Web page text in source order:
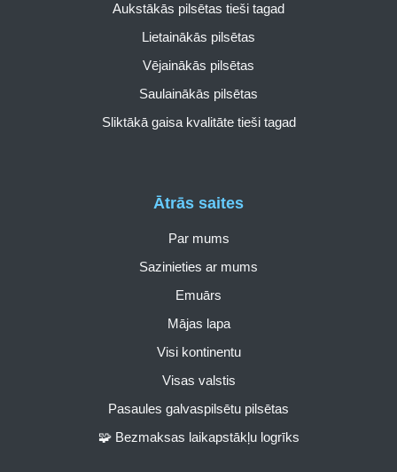
Ātrās saites
Par mums
Sazinieties ar mums
Emuārs
Mājas lapa
Visi kontinentu
Visas valstis
Pasaules galvaspilsētu pilsētas
🧩 Bezmaksas laikapstākļu logrīks
Aukstākās pilsētas tieši tagad
Lietainākās pilsētas
Vējainākās pilsētas
Saulainākās pilsētas
Sliktākā gaisa kvalitāte tieši tagad